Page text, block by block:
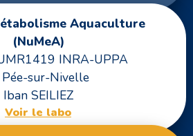
Aquaculture
(NuMeA)
INRA-UPPA
sur-Nivelle
Iban SEILIEZ
Voir le labo